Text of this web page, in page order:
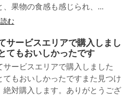
、果物の食感も感じられ、...
む
サービスエリアで購入しまし
てもおいしかったです
サービスエリアで購入しました
てもおいしかったですまた見つけ
絶対購入します。ありがとうござ